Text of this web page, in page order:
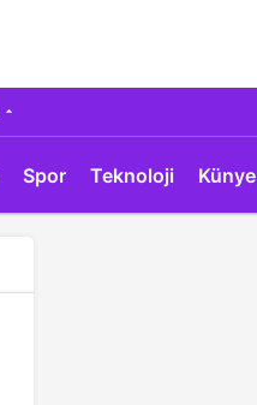
Spor Teknoloji Künye